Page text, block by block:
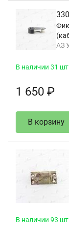
АЗ
В наличии 31
1 650 ₽
В корзину
В наличии 93